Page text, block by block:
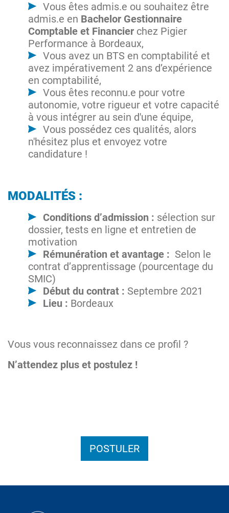
Vous êtes admis.e ou souhaitez être
admis.e en Bachelor Gestionnaire
Comptable et Financier chez Pigier
Performance à Bordeaux,
Vous avez un BTS en comptabilité et
avez impérativement 2 ans d’expérience
en comptabilité,
Vous êtes reconnu.e pour votre
autonomie, votre rigueur et votre capacité
à vous intégrer au sein d'une équipe,
Vous possédez ces qualités, alors
n'hésitez plus et envoyez votre
candidature !
MODALITÉS :
Conditions d’admission : sélection sur
dossier, tests en ligne et entretien de
motivation
Rémunération et avantage : Selon le
contrat d’apprentissage (pourcentage du
SMIC)
Début du contrat : Septembre 2021
Lieu : Bordeaux
Vous vous reconnaissez dans ce profil ?
N’attendez plus et postulez !
POSTULER